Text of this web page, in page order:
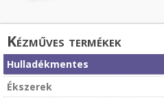
Kézműves termékek
Hulladékmentes
Ékszerek